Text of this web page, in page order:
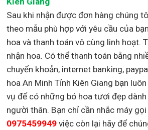
Sau khi nhận được đơn hàng chúng
theo mẫu phù hợp với yêu cầu của
hoa và thanh toán vô cùng linh hoạt.
nhận hoa. Có thể thanh toán bằng
chuyển khoản, internet banking,
hoa An Minh Tỉnh Kiên Giang bạn
vụ để có những bó hoa tươi đẹp
người thân. Bạn chỉ cần nhắc máy gọi
0975459949việc còn lại hãy để